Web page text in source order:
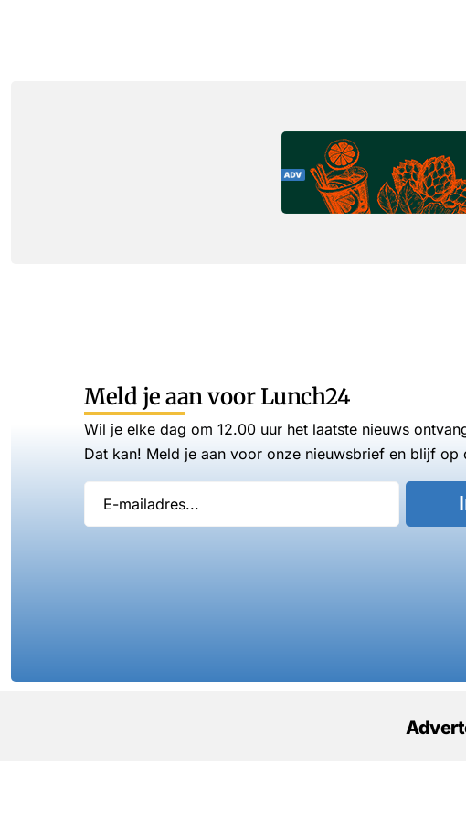
Meld je aan voor Lunch24
Wil je elke dag om 12.00 uur het laatste nieuws
Dat kan! Meld je aan voor onze nieuwsbrief en blijf op